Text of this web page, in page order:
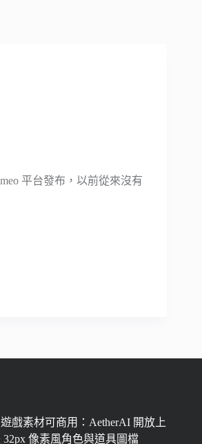
平台發布，以前從來沒有
戲素材可商用：AetherAI 開放上
32px 像素風角色與道具圖檔